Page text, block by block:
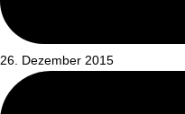
26. Dezember 2015